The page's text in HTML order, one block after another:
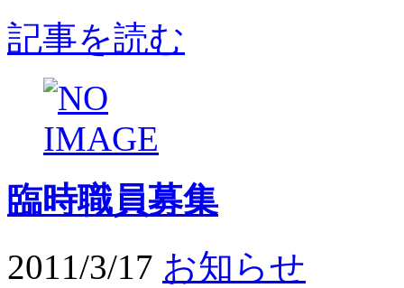
記事を読む
臨時職員募集
2011/3/17 お知らせ